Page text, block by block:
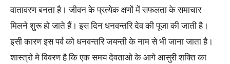
वातावरण बनता है। जीवन के प्रत्येक क्षणों में सफलता के समाचार
मिलने शुरू हो जाते हैं। इस दिन धनवन्तरि देव की पूजा की जाती है।
इसी कारण इस पर्व को धनवन्तरि जयन्ती के नाम से भी जाना जाता है।
शास्त्रो मे विवरण है कि एक समय देवताओ के आगे आसुरी शक्ति का